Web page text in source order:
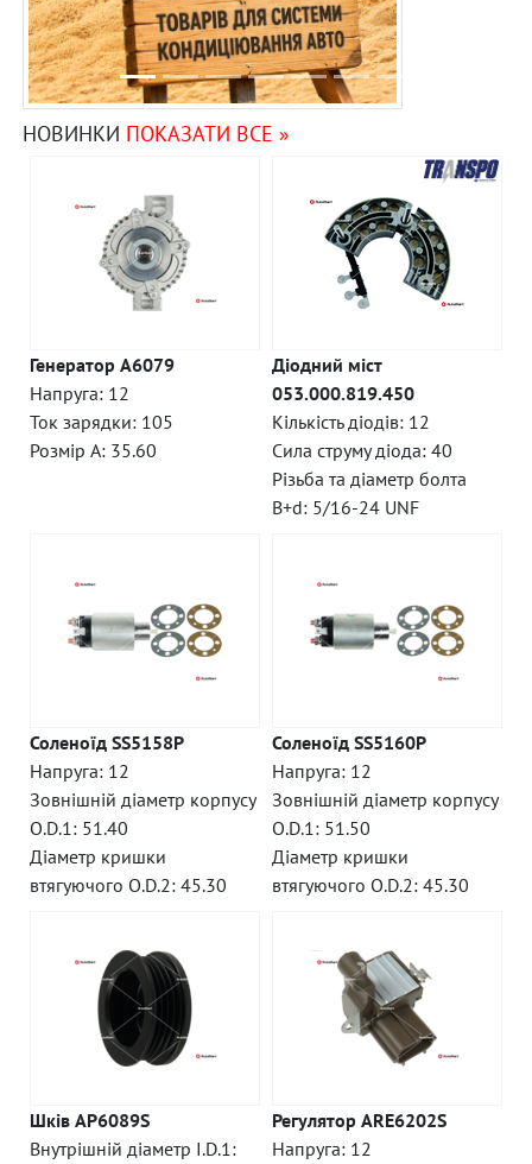
НОВИНКИ ПОКАЗАТИ ВСЕ »
Генератор A6079
Напруга: 12
Ток зарядки: 105
Розмір A: 35.60
Діодний міст
053.000.819.450
Кількість діодів: 12
Сила струму діода: 40
Різьба та діаметр болта
B+d: 5/16-24 UNF
Соленоїд SS5158P
Напруга: 12
Зовнішній діаметр корпусу
O.D.1: 51.40
Діаметр кришки
втягуючого O.D.2: 45.30
Соленоїд SS5160P
Напруга: 12
Зовнішній діаметр корпусу
O.D.1: 51.50
Діаметр кришки
втягуючого O.D.2: 45.30
Шків AP6089S
Внутрішній діаметр I.D.1:
Регулятор ARE6202S
Напруга: 12